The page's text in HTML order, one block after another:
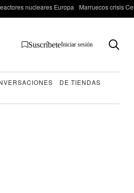
nucleares Europa Marruecos crisis
SuscríbeteIniciar sesión
DE TIENDAS